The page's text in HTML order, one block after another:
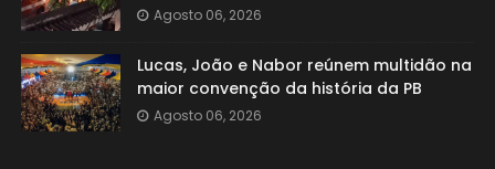
Agosto 06, 2026
Lucas, João e Nabor reúnem multidão na
maior convenção da história da PB
Agosto 06, 2026